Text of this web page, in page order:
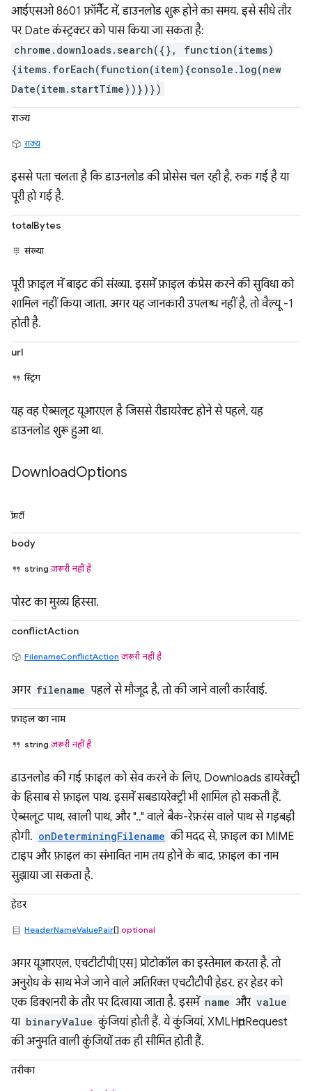
आईएसओ 8601 फ़ॉर्मैट में, डाउनलोड शुरू होने का समय. इसे सीधे तौर
पर Date कंस्ट्रक्टर को पास किया जा सकता है:
chrome.downloads.search({}, function(items)
{items.forEach(function(item){console.log(new
Date(item.startTime))})})
राज्य
राज्य
इससे पता चलता है कि डाउनलोड की प्रोसेस चल रही है, रुक गई है या
पूरी हो गई है.
totalBytes
संख्या
पूरी फ़ाइल में बाइट की संख्या. इसमें फ़ाइल कंप्रेस करने की सुविधा को
शामिल नहीं किया जाता. अगर यह जानकारी उपलब्ध नहीं है, तो वैल्यू -1
होती है.
url
स्ट्रिंग
यह वह ऐब्सलूट यूआरएल है जिससे रीडायरेक्ट होने से पहले, यह
डाउनलोड शुरू हुआ था.
DownloadOptions
प्रॉपर्टी
body
stringज़रूरी नहीं है
पोस्ट का मुख्य हिस्सा.
conflictAction
FilenameConflictAction ज़रूरी नहीं है
अगर filename पहले से मौजूद है, तो की जाने वाली कार्रवाई.
फ़ाइल का नाम
stringज़रूरी नहीं है
डाउनलोड की गई फ़ाइल को सेव करने के लिए, Downloads डायरेक्ट्री
के हिसाब से फ़ाइल पाथ. इसमें सबडायरेक्ट्री भी शामिल हो सकती हैं.
ऐब्सलूट पाथ, खाली पाथ, और ".." वाले बैक-रेफ़रंस वाले पाथ से गड़बड़ी
होगी. onDeterminingFilename की मदद से, फ़ाइल का MIME
टाइप और फ़ाइल का संभावित नाम तय होने के बाद, फ़ाइल का नाम
सुझाया जा सकता है.
हेडर
HeaderNameValuePair[] optional
अगर यूआरएल, एचटीटीपी[एस] प्रोटोकॉल का इस्तेमाल करता है, तो
अनुरोध के साथ भेजे जाने वाले अतिरिक्त एचटीटीपी हेडर. हर हेडर को
एक डिक्शनरी के तौर पर दिखाया जाता है. इसमें name और value
या binaryValue कुंजियां होती हैं. ये कुंजियां, XMLHttpRequest
की अनुमति वाली कुंजियों तक ही सीमित होती हैं.
तरीका